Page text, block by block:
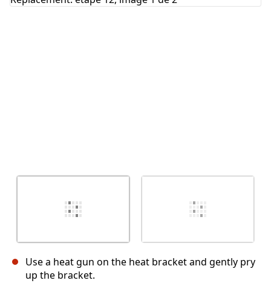
Use a heat gun on the heat bracket and gently pry
up the bracket.